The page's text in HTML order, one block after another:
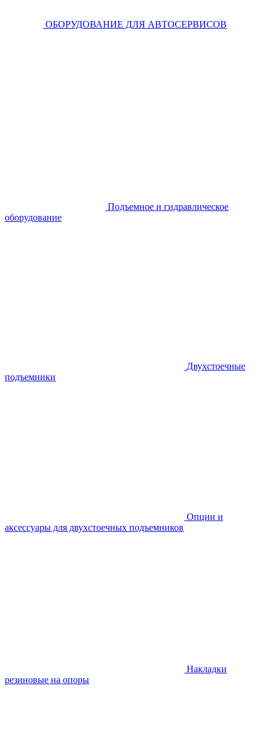
ОБОРУДОВАНИЕ ДЛЯ АВТОСЕРВИСОВ
Подъемное и гидравлическое
оборудование
Двухстоечные
подъемники
Опции и
аксессуары для двухстоечных подъемников
Накладки
резиновые на опоры